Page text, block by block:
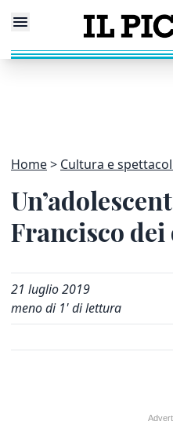
Home Cultura e
Francisco
21 luglio 2019
meno di 1' di lettura